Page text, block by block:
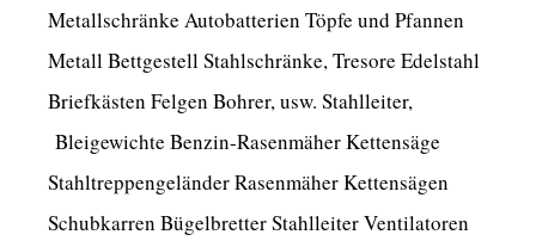
Metallschränke Autobatterien Töpfe und Pfannen
Metall Bettgestell Stahlschränke, Tresore Edelstahl
Briefkästen Felgen Bohrer, usw. Stahlleiter,
Bleigewichte Benzin-Rasenmäher Kettensäge
Stahltreppengeländer Rasenmäher Kettensägen
Schubkarren Bügelbretter Stahlleiter Ventilatoren